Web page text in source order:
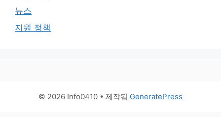
뉴스
지원 정책
© 2026 Info0410 • 제작됨 GeneratePress